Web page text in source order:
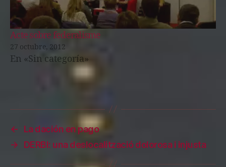
Acte sobre federalisme
27 octubre, 2012
En «Sin categoría»
←
La dación en pago
→
DERBI: una deslocalització dolorosa i injusta